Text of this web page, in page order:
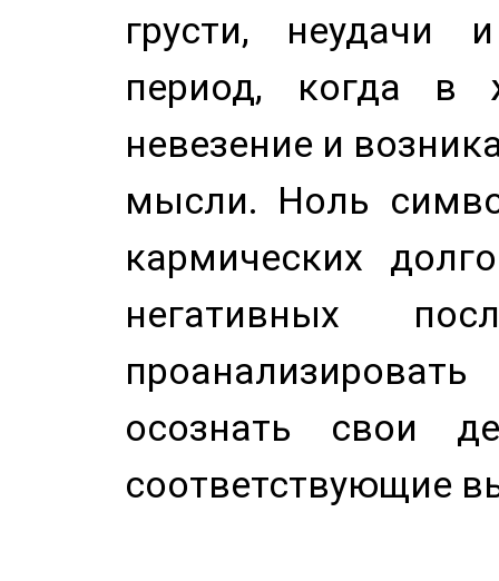
грусти, неудачи
период, когда в
невезение и
мысли. Ноль
кармических
негативных
осознать свои
соответствующие